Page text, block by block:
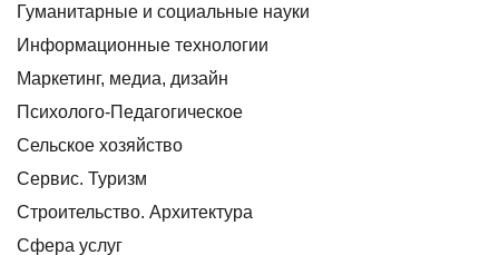
Гуманитарные и социальные науки
Информационные технологии
Маркетинг, медиа, дизайн
Психолого-Педагогическое
Сельское хозяйство
Сервис. Туризм
Строительство. Архитектура
Сфера услуг